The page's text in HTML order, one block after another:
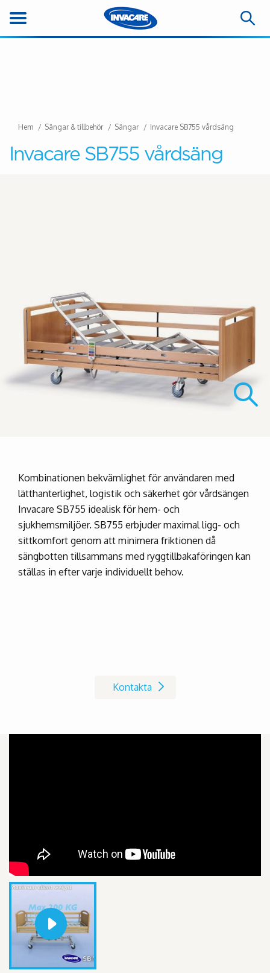
Hem Sängar & tillbehör Sängar Invacare SB755 vårdsäng
Invacare SB755 vårdsäng
Kombinationen bekvämlighet för användaren med
lätthanterlighet, logistik och säkerhet gör vårdsängen
Invacare SB755 idealisk för hem- och
sjukhemsmiljöer. SB755 erbjuder maximal ligg- och
sittkomfort genom att minimera friktionen då
sängbotten tillsammans med ryggtillbakaföringen kan
ställas in efter varje individuellt behov.
Kontakta